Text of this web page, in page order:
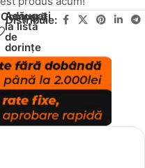
Compară
Adăugați
la lista
de
dorințe
Distribuie: